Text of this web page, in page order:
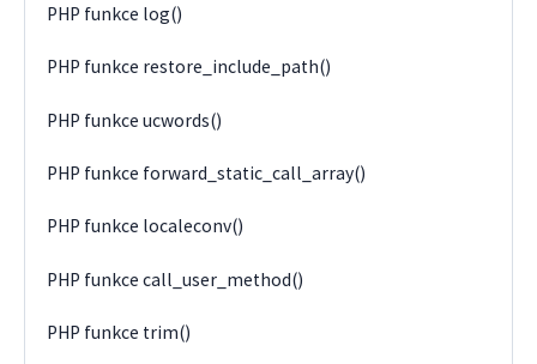
PHP funkce log()
PHP funkce restore_include_path()
PHP funkce ucwords()
PHP funkce forward_static_call_array()
PHP funkce localeconv()
PHP funkce call_user_method()
PHP funkce trim()